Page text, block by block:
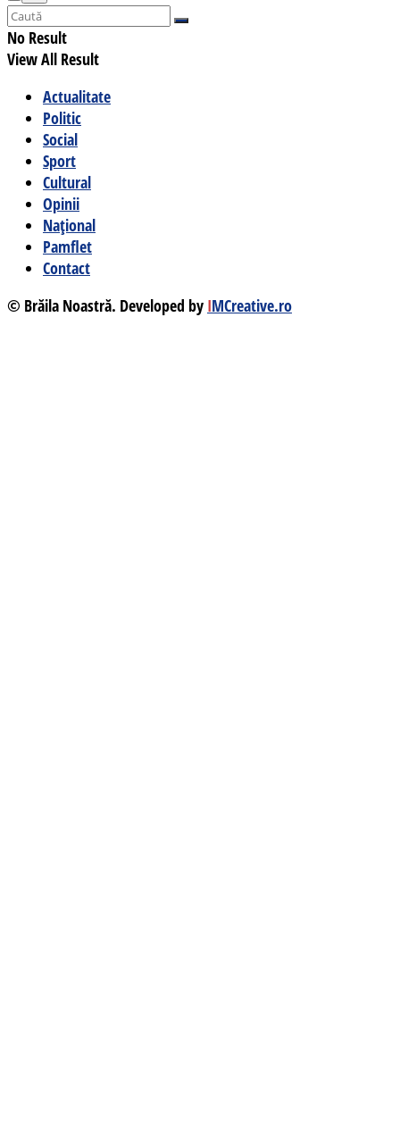
No Result
View All Result
Actualitate
Politic
Social
Sport
Cultural
Opinii
Național
Pamflet
Contact
© Brăila Noastră. Developed by IMCreative.ro